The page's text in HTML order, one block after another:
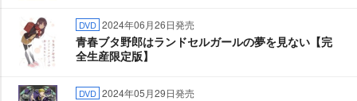
DVD 2024年06月26日発売
青春ブタ野郎はランドセルガールの夢を見ない【完
全生産限定版】
DVD 2024年05月29日発売